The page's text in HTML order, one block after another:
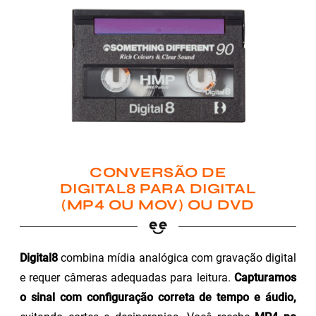
CONVERSÃO DE
DIGITAL8 PARA DIGITAL
(MP4 OU MOV) OU DVD
Digital8 combina mídia analógica com gravação digital
e requer câmeras adequadas para leitura. Capturamos
o sinal com configuração correta de tempo e áudio,